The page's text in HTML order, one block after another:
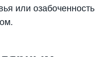
или озабоченность